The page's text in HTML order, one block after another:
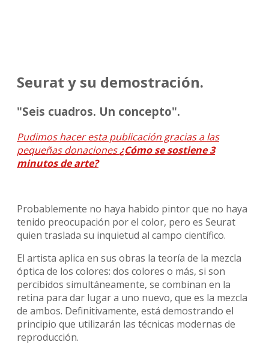
Seurat y su demostración.
"Seis cuadros. Un concepto".
Pudimos hacer esta publicación gracias a las
pequeñas donaciones¿Cómo se sostiene 3
minutos de arte?
Probablemente no haya habido pintor que no haya
tenido preocupación por el color, pero es Seurat
quien traslada su inquietud al campo científico.
El artista aplica en sus obras la teoría de la mezcla
óptica de los colores: dos colores o más, si son
percibidos simultáneamente, se combinan en la
retina para dar lugar a uno nuevo, que es la mezcla
de ambos. Definitivamente, está demostrando el
principio que utilizarán las técnicas modernas de
reproducción.